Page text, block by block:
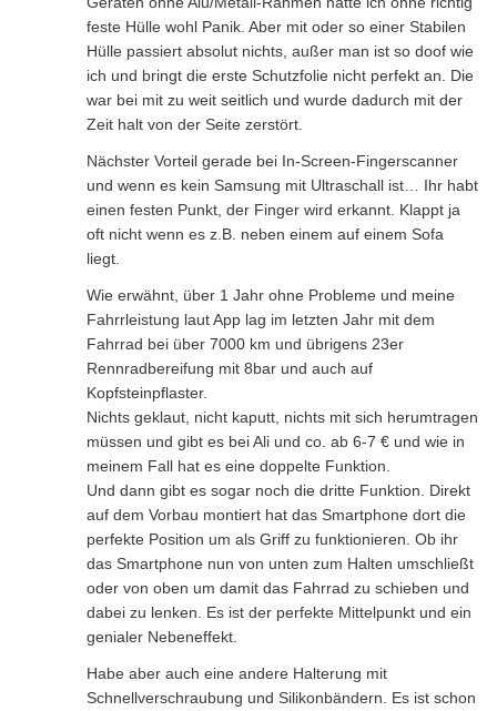
feste Hülle wohl Panik. Aber mit oder so einer Stabilen
Hülle passiert absolut nichts, außer man ist so doof wie
ich und bringt die erste Schutzfolie nicht perfekt an. Die
war bei mit zu weit seitlich und wurde dadurch mit der
Zeit halt von der Seite zerstört.
Nächster Vorteil gerade bei In-Screen-Fingerscanner
und wenn es kein Samsung mit Ultraschall ist… Ihr habt
einen festen Punkt, der Finger wird erkannt. Klappt ja
oft nicht wenn es z.B. neben einem auf einem Sofa
liegt.
Wie erwähnt, über 1 Jahr ohne Probleme und meine
Fahrrleistung laut App lag im letzten Jahr mit dem
Fahrrad bei über 7000 km und übrigens 23er
Rennradbereifung mit 8bar und auch auf
Kopfsteinpflaster.
Nichts geklaut, nicht kaputt, nichts mit sich herumtragen
müssen und gibt es bei Ali und co. ab 6-7 € und wie in
meinem Fall hat es eine doppelte Funktion.
Und dann gibt es sogar noch die dritte Funktion. Direkt
auf dem Vorbau montiert hat das Smartphone dort die
perfekte Position um als Griff zu funktionieren. Ob ihr
das Smartphone nun von unten zum Halten umschließt
oder von oben um damit das Fahrrad zu schieben und
dabei zu lenken. Es ist der perfekte Mittelpunkt und ein
genialer Nebeneffekt.
Habe aber auch eine andere Halterung mit
Schnellverschraubung und Silikonbändern. Es ist schon